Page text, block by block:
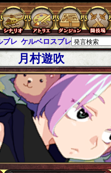
ブレ ケルベロスブレイド スパ
月村遊吹